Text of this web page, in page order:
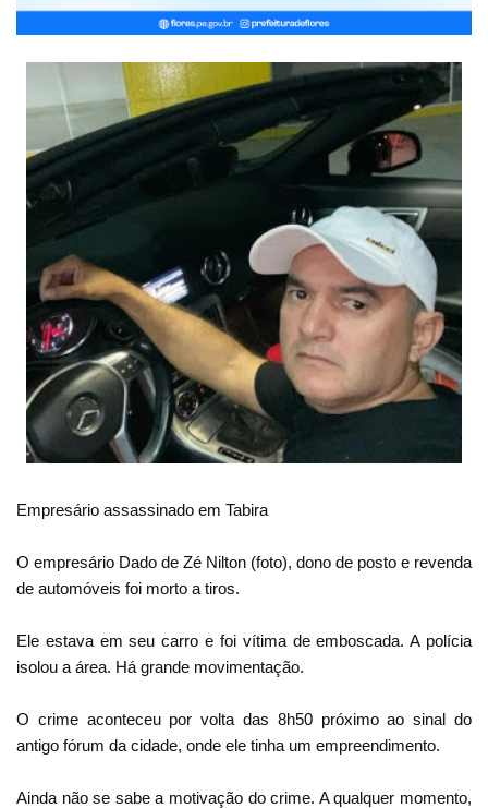
Empresário assassinado em Tabira
O empresário Dado de Zé Nilton (foto), dono de posto e revenda
de automóveis foi morto a tiros.
Ele estava em seu carro e foi vítima de emboscada. A polícia
isolou a área. Há grande movimentação.
O crime aconteceu por volta das 8h50 próximo ao sinal do
antigo fórum da cidade, onde ele tinha um empreendimento.
Ainda não se sabe a motivação do crime. A qualquer momento,